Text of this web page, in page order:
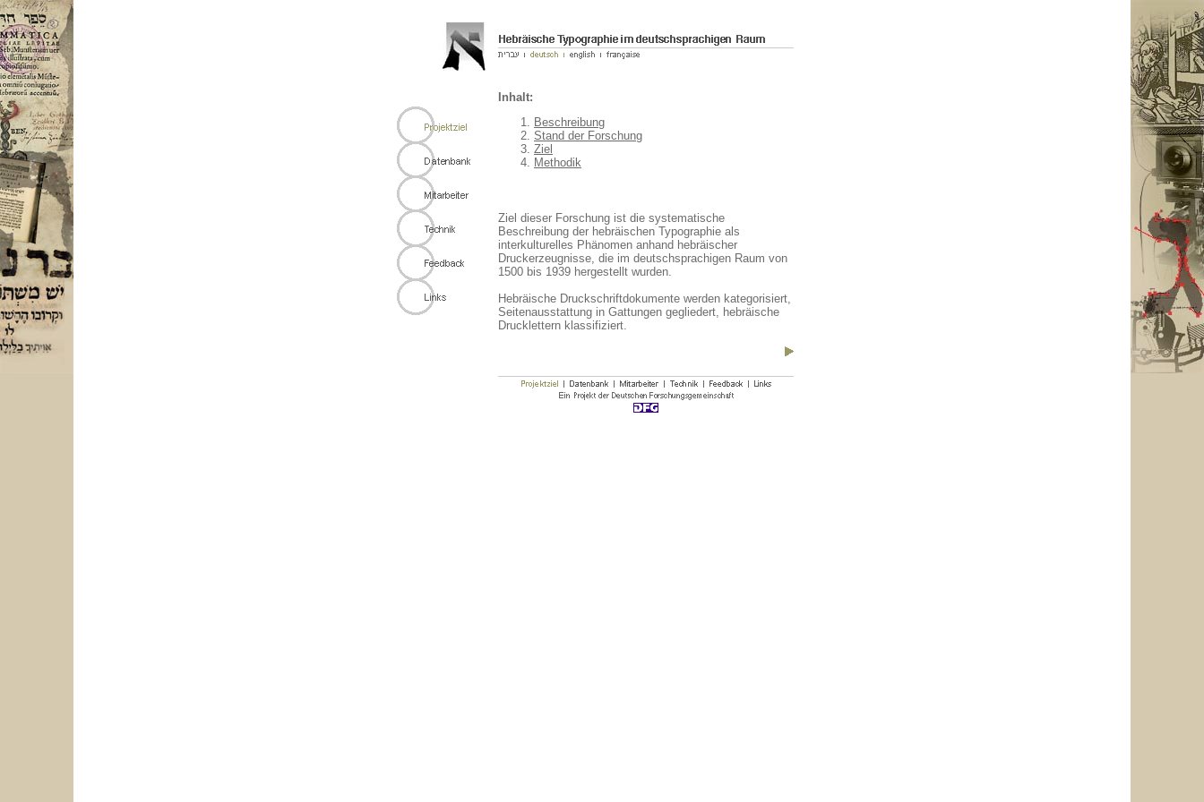
Inhalt:
Beschreibung
Stand der Forschung
Ziel
Methodik
Ziel dieser Forschung ist die systematische
Beschreibung der hebräischen Typographie als
interkulturelles Phänomen anhand hebräischer
Druckerzeugnisse, die im deutschsprachigen Raum von
1500 bis 1939 hergestellt wurden.
Hebräische Druckschriftdokumente werden kategorisiert,
Seitenausstattung in Gattungen gegliedert, hebräische
Drucklettern klassifiziert.